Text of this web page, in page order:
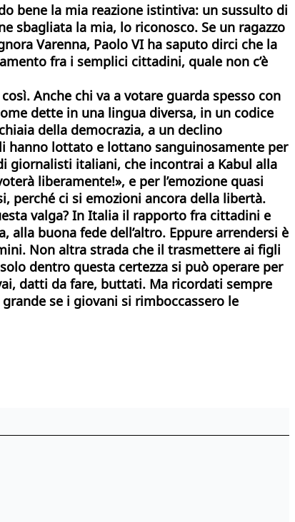
bene la mia reazione istintiva: un sussulto di
sbagliata la mia, lo riconosco. Se un ragazzo
Varenna, Paolo VI ha saputo dirci che la
fra i semplici cittadini, quale non c’è
Anche chi va a votare guarda spesso con
dette in una lingua diversa, in un codice
della democrazia, a un declino
hanno lottato e lottano sanguinosamente per
giornalisti italiani, che incontrai a Kabul alla
liberamente!», e per l’emozione quasi
perché ci si emozioni ancora della libertà.
valga? In Italia il rapporto fra cittadini e
buona fede dell’altro. Eppure arrendersi è
Non altra strada che il trasmettere ai figli
dentro questa certezza si può operare per
datti da fare, buttati. Ma ricordati sempre
se i giovani si rimboccassero le